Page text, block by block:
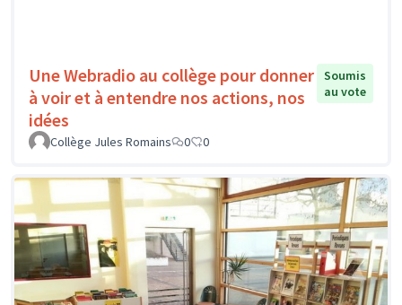
Une Webradio au collège pour donner
à voir et à entendre nos actions, nos
idées
Soumis
au vote
Collège Jules Romains 0 0